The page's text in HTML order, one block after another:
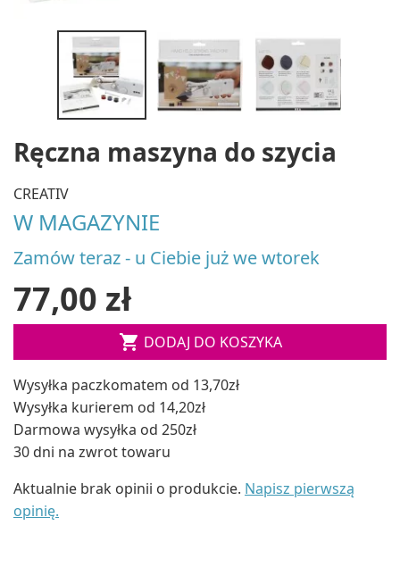
Ręczna maszyna do szycia
CREATIV
W MAGAZYNIE
Zamów teraz - u Ciebie już we wtorek
77,00 zł
 DODAJ DO KOSZYKA
Wysyłka paczkomatem od 13,70zł
Wysyłka kurierem od 14,20zł
Darmowa wysyłka od 250zł
30 dni na zwrot towaru
Aktualnie brak opinii o produkcie. Napisz pierwszą
opinię.